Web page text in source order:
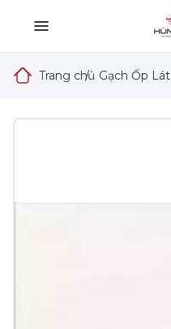
Trang chủ
/ Gạch Ốp Lát